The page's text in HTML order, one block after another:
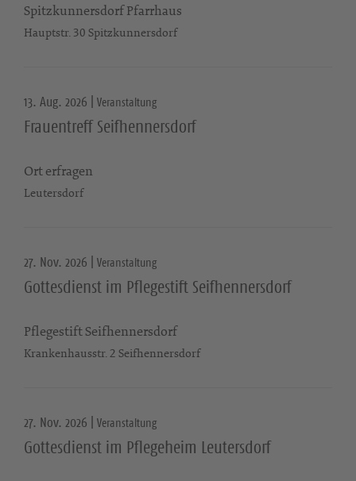
Spitzkunnersdorf Pfarrhaus
Hauptstr. 30 Spitzkunnersdorf
13. Aug. 2026 | Veranstaltung
Frauentreff Seifhennersdorf
Ort erfragen
Leutersdorf
27. Nov. 2026 | Veranstaltung
Gottesdienst im Pflegestift Seifhennersdorf
Pflegestift Seifhennersdorf
Krankenhausstr. 2 Seifhennersdorf
27. Nov. 2026 | Veranstaltung
Gottesdienst im Pflegeheim Leutersdorf